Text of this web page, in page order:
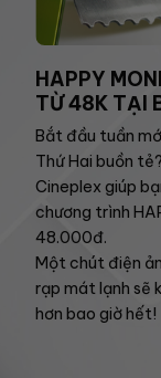
HAPPY
TỪ 48K TẠI
Bắt đầu tuần
Thứ Hai buồn
Cineplex giúp
chương trình
48.000đ.
Một chút điện
rạp mát lạnh sẽ
hơn bao giờ hết!